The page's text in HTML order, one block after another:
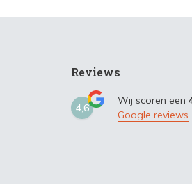
Reviews
4,6
Wij scoren een
Google reviews